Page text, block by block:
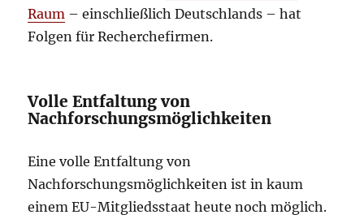
Raum – einschließlich Deutschlands – hat
Folgen für Recherchefirmen.
Volle Entfaltung von
Nachforschungsmöglichkeiten
Eine volle Entfaltung von
Nachforschungsmöglichkeiten ist in kaum
einem EU-Mitgliedsstaat heute noch möglich.